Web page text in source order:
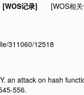
[WOS记录] [WOS相
311060/12518
an attack on hash
556.